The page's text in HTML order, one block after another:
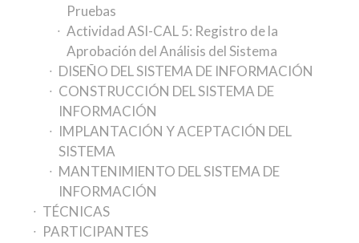
Pruebas
Actividad ASI-CAL 5: Registro de la
Aprobación del Análisis del Sistema
DISEÑO DEL SISTEMA DE INFORMACIÓN
CONSTRUCCIÓN DEL SISTEMA DE
INFORMACIÓN
IMPLANTACIÓN Y ACEPTACIÓN DEL
SISTEMA
MANTENIMIENTO DEL SISTEMA DE
INFORMACIÓN
TÉCNICAS
PARTICIPANTES